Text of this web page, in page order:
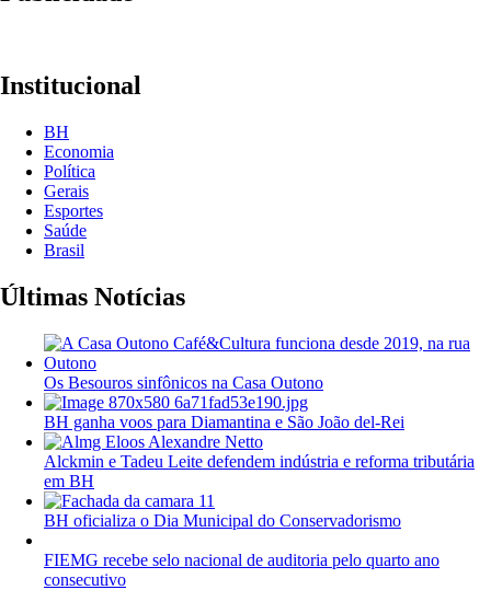
Institucional
BH
Economia
Política
Gerais
Esportes
Saúde
Brasil
Últimas Notícias
Os Besouros sinfônicos na Casa Outono
BH ganha voos para Diamantina e São João del-Rei
Alckmin e Tadeu Leite defendem indústria e reforma tributária
em BH
BH oficializa o Dia Municipal do Conservadorismo
FIEMG recebe selo nacional de auditoria pelo quarto ano
consecutivo